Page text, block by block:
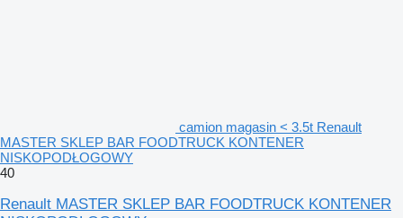
camion magasin < 3.5t Renault
MASTER SKLEP BAR FOODTRUCK KONTENER
NISKOPODŁOGOWY
40
Renault MASTER SKLEP BAR FOODTRUCK KONTENER